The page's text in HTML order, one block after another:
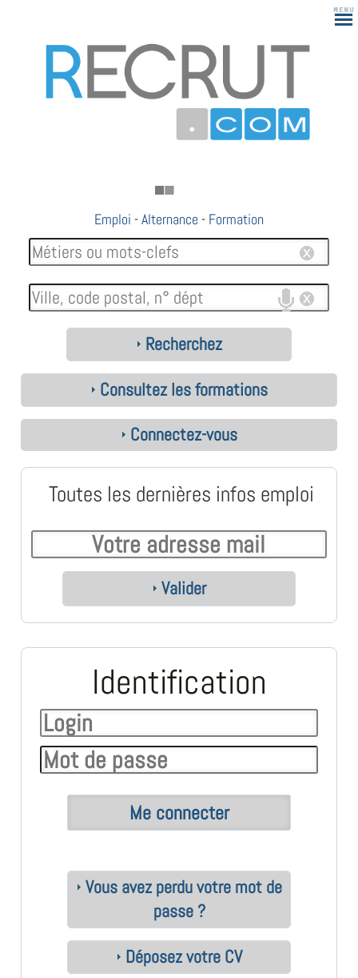
Emploi -Alternance - Formation
Recherchez
Consultez les formations
Connectez-vous
Toutes les dernières infos emploi
Valider
Identification
Vous avez perdu votre mot de
passe ?
Déposez votre CV